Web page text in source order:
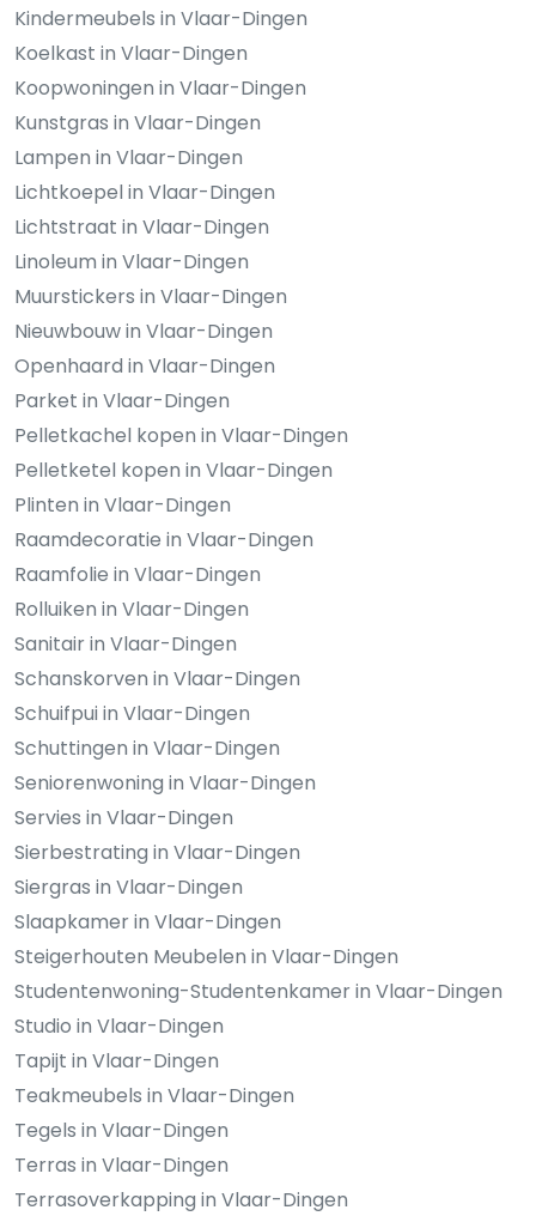
Kindermeubels in Vlaar-Dingen
Koelkast in Vlaar-Dingen
Koopwoningen in Vlaar-Dingen
Kunstgras in Vlaar-Dingen
Lampen in Vlaar-Dingen
Lichtkoepel in Vlaar-Dingen
Lichtstraat in Vlaar-Dingen
Linoleum in Vlaar-Dingen
Muurstickers in Vlaar-Dingen
Nieuwbouw in Vlaar-Dingen
Openhaard in Vlaar-Dingen
Parket in Vlaar-Dingen
Pelletkachel kopen in Vlaar-Dingen
Pelletketel kopen in Vlaar-Dingen
Plinten in Vlaar-Dingen
Raamdecoratie in Vlaar-Dingen
Raamfolie in Vlaar-Dingen
Rolluiken in Vlaar-Dingen
Sanitair in Vlaar-Dingen
Schanskorven in Vlaar-Dingen
Schuifpui in Vlaar-Dingen
Schuttingen in Vlaar-Dingen
Seniorenwoning in Vlaar-Dingen
Servies in Vlaar-Dingen
Sierbestrating in Vlaar-Dingen
Siergras in Vlaar-Dingen
Slaapkamer in Vlaar-Dingen
Steigerhouten Meubelen in Vlaar-Dingen
Studentenwoning-Studentenkamer in Vlaar-Dingen
Studio in Vlaar-Dingen
Tapijt in Vlaar-Dingen
Teakmeubels in Vlaar-Dingen
Tegels in Vlaar-Dingen
Terras in Vlaar-Dingen
Terrasoverkapping in Vlaar-Dingen